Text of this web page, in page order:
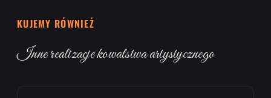
KUJEMY RÓWNIEŻ
Inne realizacje kowalstwa artystycznego